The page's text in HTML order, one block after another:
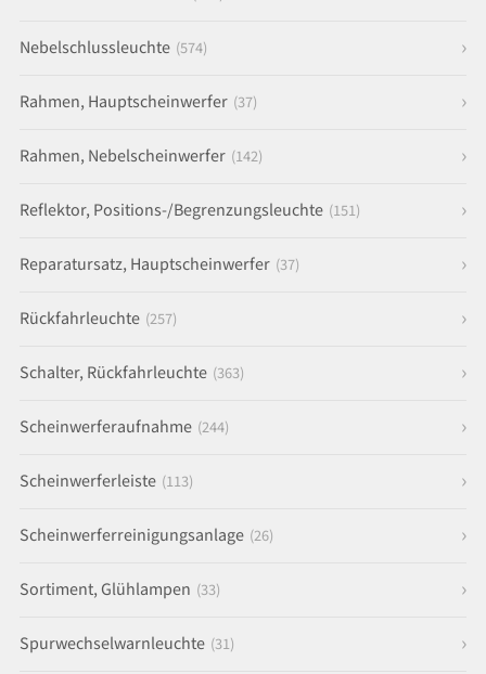
Nebelschlussleuchte (574)
Rahmen, Hauptscheinwerfer (37)
Rahmen, Nebelscheinwerfer (142)
Reflektor, Positions-/Begrenzungsleuchte (151)
Reparatursatz, Hauptscheinwerfer (37)
Rückfahrleuchte (257)
Schalter, Rückfahrleuchte (363)
Scheinwerferaufnahme (244)
Scheinwerferleiste (113)
Scheinwerferreinigungsanlage (26)
Sortiment, Glühlampen (33)
Spurwechselwarnleuchte (31)